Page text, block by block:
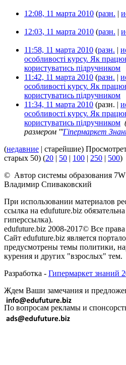
12:08, 11 марта 2010 (разн. |
12:03, 11 марта 2010 (разн. |
11:58, 11 марта 2010 (разн. |
особливості курсу. Як
користуватись підручником
11:42, 11 марта 2010 (разн. |
особливості курсу. Як
користуватись підручником
11:34, 11 марта 2010 (разн. |
особливості курсу. Як
користуватись підручником
размером '''Гіпермаркет
(недавние | старейшие)
старых 50) (20 | 50 | 100 | 250 | 500)
© Автор системы образования
Владимир Спиваковский
При использовании материалов
ссылка на edufuture.biz
гиперссылка).
edufuture.biz 2008-2017© Все
Сайт edufuture.biz является
предусмотрены темы политики,
курения и других "взрослых" тем.
Разработка - Гипермаркет знаний
Ждем Ваши замечания и
По вопросам рекламы и